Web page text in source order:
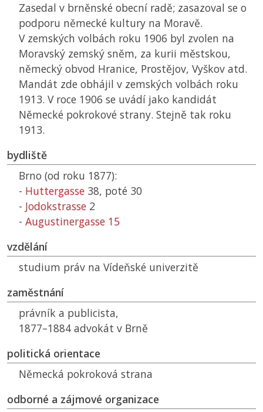
Zasedal v brněnské obecní radě; zasazoval se o
podporu německé kultury na Moravě.
V zemských volbách roku 1906 byl zvolen na
Moravský zemský sněm, za kurii městskou,
německý obvod Hranice, Prostějov, Vyškov atd.
Mandát zde obhájil v zemských volbách roku
1913. V roce 1906 se uvádí jako kandidát
Německé pokrokové strany. Stejně tak roku
1913.
bydliště
Brno (od roku 1877):
- Huttergasse 38, poté 30
- Jodokstrasse 2
- Augustinergasse 15
vzdělání
studium práv na Vídeňské univerzitě
zaměstnání
právník a publicista,
1877–1884 advokát v Brně
politická orientace
Německá pokroková strana
odborné a zájmové organizace